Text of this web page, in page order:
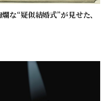
な“疑似結婚式”が見せた、